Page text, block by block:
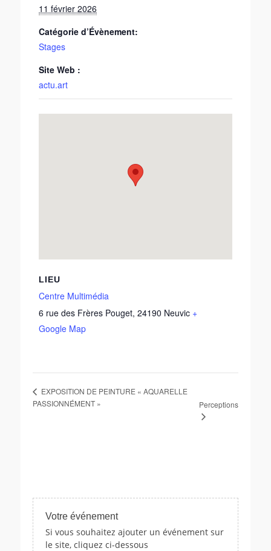
11 février 2026
Catégorie d’Évènement:
Stages
Site Web :
actu.art
LIEU
Centre Multimédia
6 rue des Frères Pouget, 24190 Neuvic +
Google Map
EXPOSITION DE PEINTURE « AQUARELLE
PASSIONNÉMENT »
Perceptions
Votre événement
Si vous souhaitez ajouter un événement sur
le site, cliquez ci-dessous